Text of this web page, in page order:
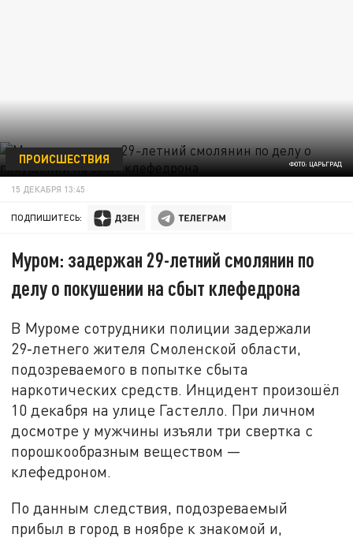
ФОТО: ЦАРЬГРАД
ПРОИСШЕСТВИЯ
15 ДЕКАБРЯ 13:45
ПОДПИШИТЕСЬ:
Муром: задержан 29-летний смолянин по
делу о покушении на сбыт клефедрона
В Муроме сотрудники полиции задержали
29‑летнего жителя Смоленской области,
подозреваемого в попытке сбыта
наркотических средств. Инцидент произошёл
10 декабря на улице Гастелло. При личном
досмотре у мужчины изъяли три свертка с
порошкообразным веществом —
клефедроном.
По данным следствия, подозреваемый
прибыл в город в ноябре к знакомой и,